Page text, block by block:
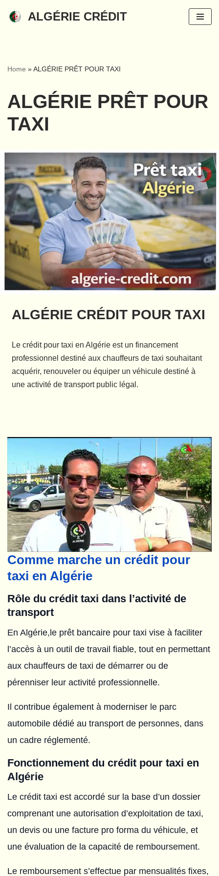
ALGÉRIE CRÉDIT
Home »ALGÉRIE PRÊT POUR TAXI
ALGÉRIE PRÊT POUR
TAXI
ALGÉRIE CRÉDIT POUR TAXI
Le crédit pour taxi en Algérie est un financement
professionnel destiné aux chauffeurs de taxi souhaitant
acquérir, renouveler ou équiper un véhicule destiné à
une activité de transport public légal.
Comme marche un crédit pour
taxi en Algérie
Rôle du crédit taxi dans l’activité de
transport
En Algérie,le prêt bancaire pour taxi vise à faciliter
l’accès à un outil de travail fiable, tout en permettant
aux chauffeurs de taxi de démarrer ou de
pérenniser leur activité professionnelle.
Il contribue également à moderniser le parc
automobile dédié au transport de personnes, dans
un cadre réglementé.
Fonctionnement du crédit pour taxi en
Algérie
Le crédit taxi est accordé sur la base d’un dossier
comprenant une autorisation d’exploitation de taxi,
un devis ou une facture pro forma du véhicule, et
une évaluation de la capacité de remboursement.
Le remboursement s’effectue par mensualités fixes,